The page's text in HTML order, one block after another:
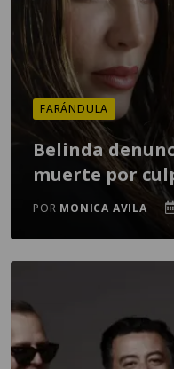
FARÁNDULA
Belinda
muerte por
POR MONICA AVILA